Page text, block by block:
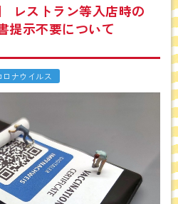
レストラン等入店時の
提示不要について
ロナウイルス